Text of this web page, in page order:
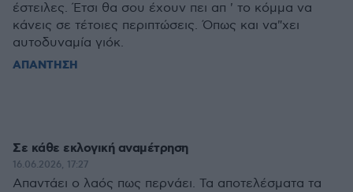
έστειλες. Έτσι θα σου έχουν πει απ ' το κόμμα να
κάνεις σε τέτοιες περιπτώσεις. Όπως και να"χει
αυτοδυναμία γιόκ.
ΑΠΑΝΤΗΣΗ
Σε κάθε εκλογική αναμέτρηση
16.06.2026, 17:27
Απαντάει ο λαός πως περνάει. Τα αποτελέσματα τα